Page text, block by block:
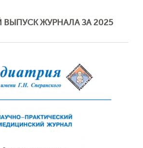
ВЫПУСК ЖУРНАЛА ЗА 2025